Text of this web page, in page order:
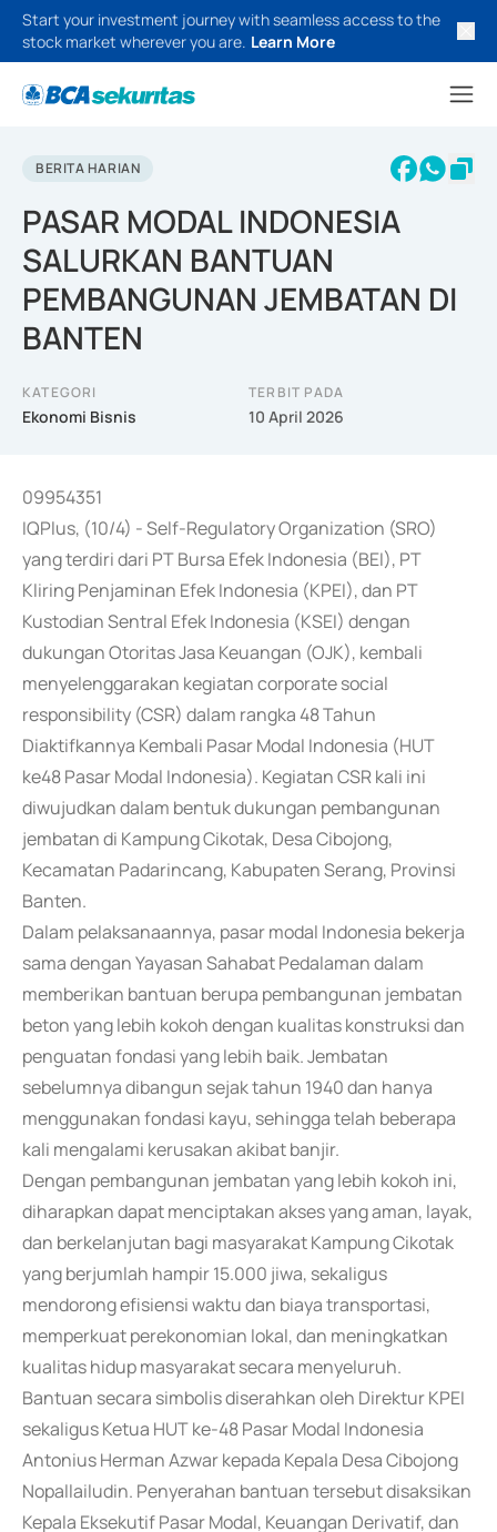
Start your investment journey with seamless access to the
stock market wherever you are. Learn More
BERITA HARIAN
PASAR MODAL INDONESIA
SALURKAN BANTUAN
PEMBANGUNAN JEMBATAN DI
BANTEN
KATEGORI
Ekonomi Bisnis
TERBIT PADA
10 April 2026
09954351
IQPlus, (10/4) - Self-Regulatory Organization (SRO)
yang terdiri dari PT Bursa Efek Indonesia (BEI), PT
Kliring Penjaminan Efek Indonesia (KPEI), dan PT
Kustodian Sentral Efek Indonesia (KSEI) dengan
dukungan Otoritas Jasa Keuangan (OJK), kembali
menyelenggarakan kegiatan corporate social
responsibility (CSR) dalam rangka 48 Tahun
Diaktifkannya Kembali Pasar Modal Indonesia (HUT
ke48 Pasar Modal Indonesia). Kegiatan CSR kali ini
diwujudkan dalam bentuk dukungan pembangunan
jembatan di Kampung Cikotak, Desa Cibojong,
Kecamatan Padarincang, Kabupaten Serang, Provinsi
Banten.
Dalam pelaksanaannya, pasar modal Indonesia bekerja
sama dengan Yayasan Sahabat Pedalaman dalam
memberikan bantuan berupa pembangunan jembatan
beton yang lebih kokoh dengan kualitas konstruksi dan
penguatan fondasi yang lebih baik. Jembatan
sebelumnya dibangun sejak tahun 1940 dan hanya
menggunakan fondasi kayu, sehingga telah beberapa
kali mengalami kerusakan akibat banjir.
Dengan pembangunan jembatan yang lebih kokoh ini,
diharapkan dapat menciptakan akses yang aman, layak,
dan berkelanjutan bagi masyarakat Kampung Cikotak
yang berjumlah hampir 15.000 jiwa, sekaligus
mendorong efisiensi waktu dan biaya transportasi,
memperkuat perekonomian lokal, dan meningkatkan
kualitas hidup masyarakat secara menyeluruh.
Bantuan secara simbolis diserahkan oleh Direktur KPEI
sekaligus Ketua HUT ke-48 Pasar Modal Indonesia
Antonius Herman Azwar kepada Kepala Desa Cibojong
Nopallailudin. Penyerahan bantuan tersebut disaksikan
Kepala Eksekutif Pasar Modal, Keuangan Derivatif, dan